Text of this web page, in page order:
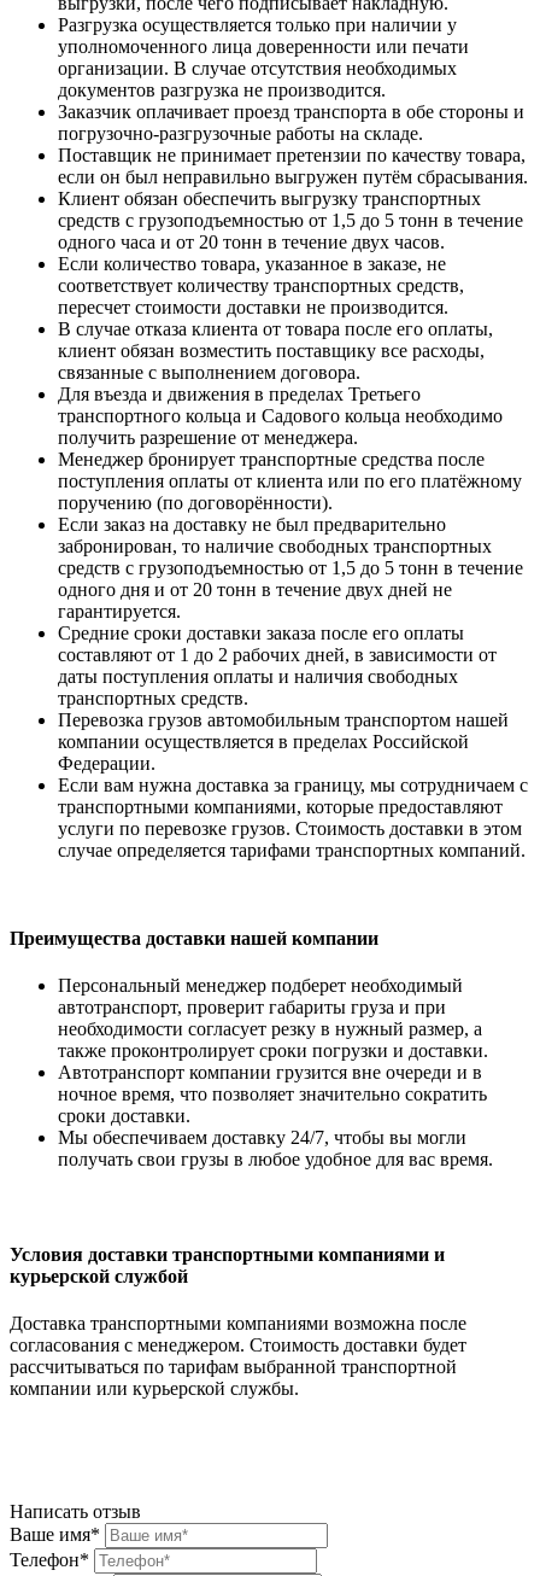
Разгрузка осуществляется только при наличии у
уполномоченного лица доверенности или печати
организации. В случае отсутствия необходимых
документов разгрузка не производится.
Заказчик оплачивает проезд транспорта в обе стороны и
погрузочно-разгрузочные работы на складе.
Поставщик не принимает претензии по качеству товара,
если он был неправильно выгружен путём сбрасывания.
Клиент обязан обеспечить выгрузку транспортных
средств с грузоподъемностью от 1,5 до 5 тонн в течение
одного часа и от 20 тонн в течение двух часов.
Если количество товара, указанное в заказе, не
соответствует количеству транспортных средств,
пересчет стоимости доставки не производится.
В случае отказа клиента от товара после его оплаты,
клиент обязан возместить поставщику все расходы,
связанные с выполнением договора.
Для въезда и движения в пределах Третьего
транспортного кольца и Садового кольца необходимо
получить разрешение от менеджера.
Менеджер бронирует транспортные средства после
поступления оплаты от клиента или по его платёжному
поручению (по договорённости).
Если заказ на доставку не был предварительно
забронирован, то наличие свободных транспортных
средств с грузоподъемностью от 1,5 до 5 тонн в течение
одного дня и от 20 тонн в течение двух дней не
гарантируется.
Средние сроки доставки заказа после его оплаты
составляют от 1 до 2 рабочих дней, в зависимости от
даты поступления оплаты и наличия свободных
транспортных средств.
Перевозка грузов автомобильным транспортом нашей
компании осуществляется в пределах Российской
Федерации.
Если вам нужна доставка за границу, мы сотрудничаем с
транспортными компаниями, которые предоставляют
услуги по перевозке грузов. Стоимость доставки в этом
случае определяется тарифами транспортных компаний.
Преимущества доставки нашей компании
Персональный менеджер подберет необходимый
автотранспорт, проверит габариты груза и при
необходимости согласует резку в нужный размер, а
также проконтролирует сроки погрузки и доставки.
Автотранспорт компании грузится вне очереди и в
ночное время, что позволяет значительно сократить
сроки доставки.
Мы обеспечиваем доставку 24/7, чтобы вы могли
получать свои грузы в любое удобное для вас время.
Условия доставки транспортными компаниями и
курьерской службой
Доставка транспортными компаниями возможна после
согласования с менеджером. Стоимость доставки будет
рассчитываться по тарифам выбранной транспортной
компании или курьерской службы.
Написать отзыв
Ваше имя*
Телефон*